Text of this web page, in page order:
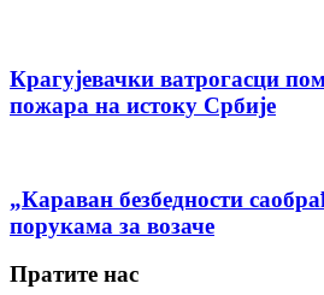
Крагујевачки ватрогасци
пожара на истоку Србије
„Караван безбедности
порукама за возаче
Пратите нас